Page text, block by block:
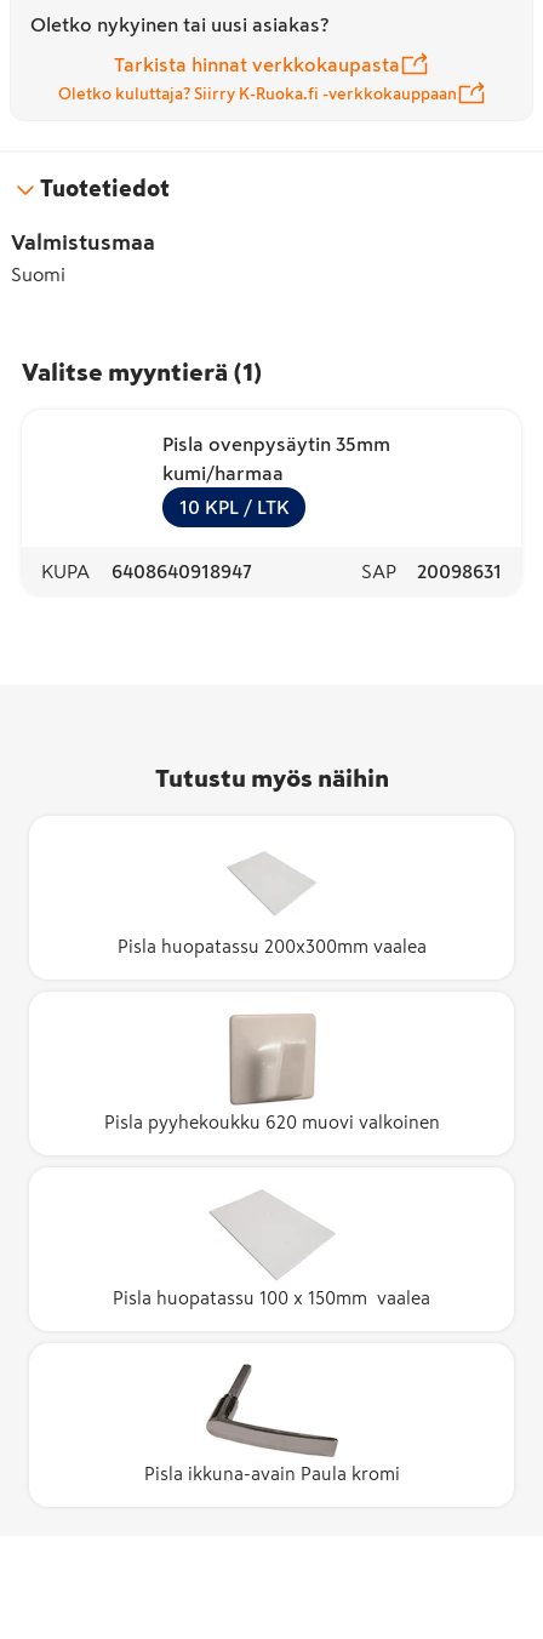
Oletko nykyinen tai uusi asiakas?
Tarkista hinnat verkkokaupasta
Oletko kuluttaja? Siirry K-Ruoka.fi -verkkokauppaan
Tuotetiedot
Valmistusmaa
Suomi
Valitse myyntierä (1)
Pisla ovenpysäytin 35mm
kumi/harmaa
10 KPL / LTK
KUPA 6408640918947 SAP 20098631
Tutustu myös näihin
Pisla huopatassu 200x300mm vaalea
Pisla pyyhekoukku 620 muovi valkoinen
Pisla huopatassu 100 x 150mm vaalea
Pisla ikkuna-avain Paula kromi